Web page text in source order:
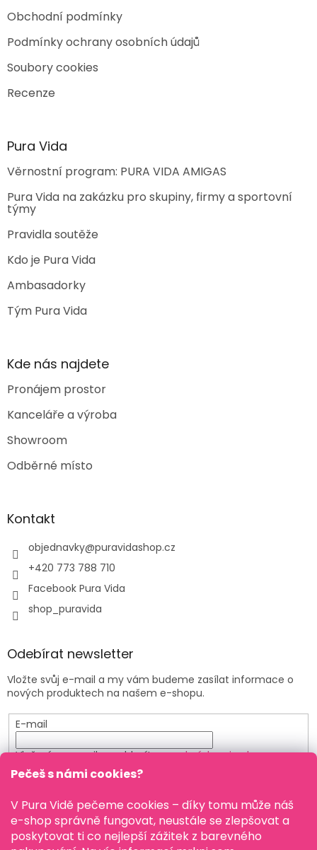
Pečeš s námi cookies?
V Pura Vidě pečeme cookies – díky tomu může náš
e-shop správně fungovat, neustále se zlepšovat a
poskytovat ti co nejlepší zážitek z barevného
Obchodní podmínky
Podmínky ochrany osobních údajů
Soubory cookies
Recenze
Pura Vida
Věrnostní program: PURA VIDA AMIGAS
Pura Vida na zakázku pro skupiny, firmy a sportovní
týmy
Pravidla soutěže
Kdo je Pura Vida
Ambasadorky
Tým Pura Vida
Kde nás najdete
Pronájem prostor
Kanceláře a výroba
Showroom
Odběrné místo
Kontakt
objednavky@puravidashop.cz
+420 773 788 710
Facebook Pura Vida
shop_puravida
Odebírat newsletter
Vložte svůj e-mail a my vám budeme zasílat informace o
nových produktech na našem e-shopu.
E-mail
Vložením e-mailu souhlasíte spodmínkami ochrany
osobních údajů
PŘIHLÁSIT SE